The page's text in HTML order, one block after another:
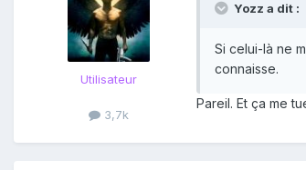
Utilisateur
3,7k
Yozz a dit :
Si celui-là ne
connaisse.
Pareil. Et ça me